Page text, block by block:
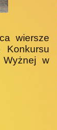
wiersze
Konkursu
Wyżnej w